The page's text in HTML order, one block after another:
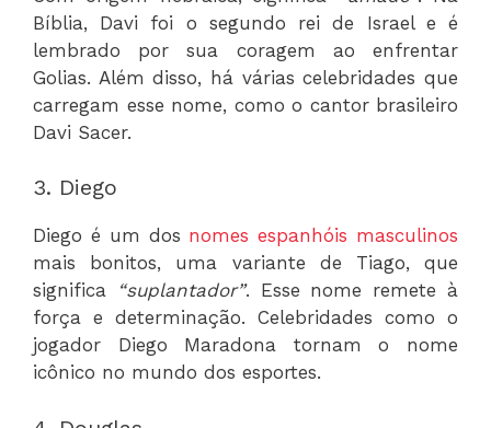
Bíblia, Davi foi o segundo rei de Israel e é
lembrado por sua coragem ao enfrentar
Golias. Além disso, há várias celebridades que
carregam esse nome, como o cantor brasileiro
Davi Sacer.
3. Diego
Diego é um dos nomes espanhóis masculinos
mais bonitos, uma variante de Tiago, que
significa
“suplantador”. Esse nome remete à
força e determinação. Celebridades como o
jogador Diego Maradona tornam o nome
icônico no mundo dos esportes.